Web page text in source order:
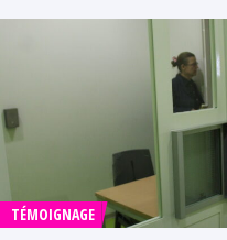
TÉMOIGNAGE